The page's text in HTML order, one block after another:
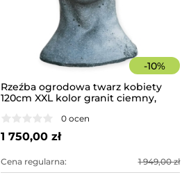
-10%
Rzeźba ogrodowa twarz kobiety
120cm XXL kolor granit ciemny,
0 ocen
1 750,00 zł
Cena regularna: 1 949,00 zł